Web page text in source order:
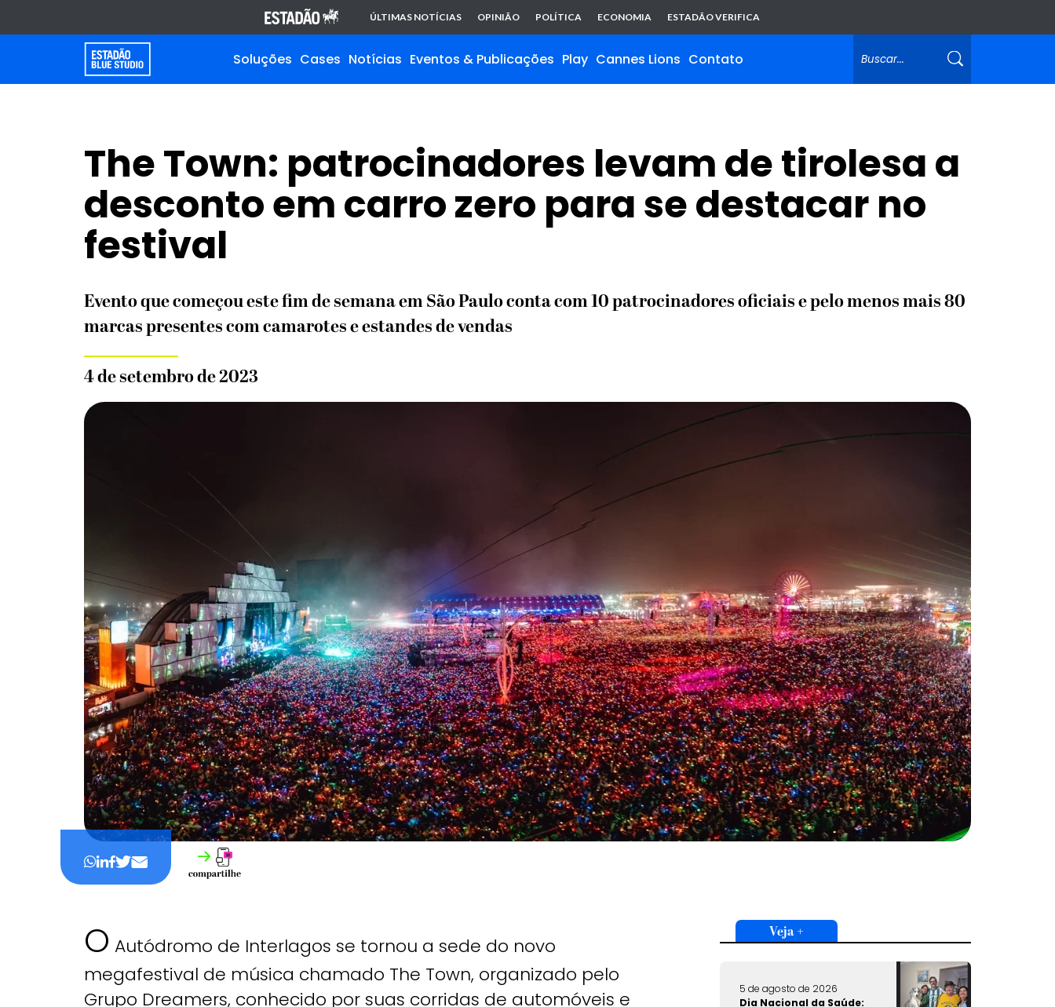
ÚLTIMAS NOTÍCIAS OPINIÃO POLÍTICA ECONOMIA ESTADÃO VERIFICA
Soluções Cases Notícias Eventos & Publicações Play Cannes Lions Contato
The Town: patrocinadores levam de tirolesa a
desconto em carro zero para se destacar no
festival
Evento que começou este fim de semana em São Paulo conta com 10 patrocinadores oficiais e pelo menos mais 80
marcas presentes com camarotes e estandes de vendas
4 de setembro de 2023
O Autódromo de Interlagos se tornou a sede do novo
megafestival de música chamado The Town, organizado pelo
Grupo Dreamers, conhecido por suas corridas de automóveis e
Veja +
5 de agosto de 2026
Dia Nacional da Saúde: